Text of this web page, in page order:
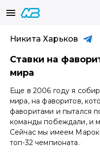
Никита Харьков
Ставки на
мира
Еще в 2006 году я
мира, на фаворитов,
фаворитами и пытался
команды побеждали, и
Сейчас мы имеем
топ-32 чемпионата.